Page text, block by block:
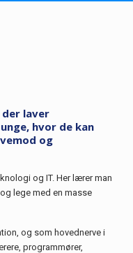
der laver
hvor de kan
og
og IT. Her lærer man
lege med en masse
og som hovednerve i
programmører,